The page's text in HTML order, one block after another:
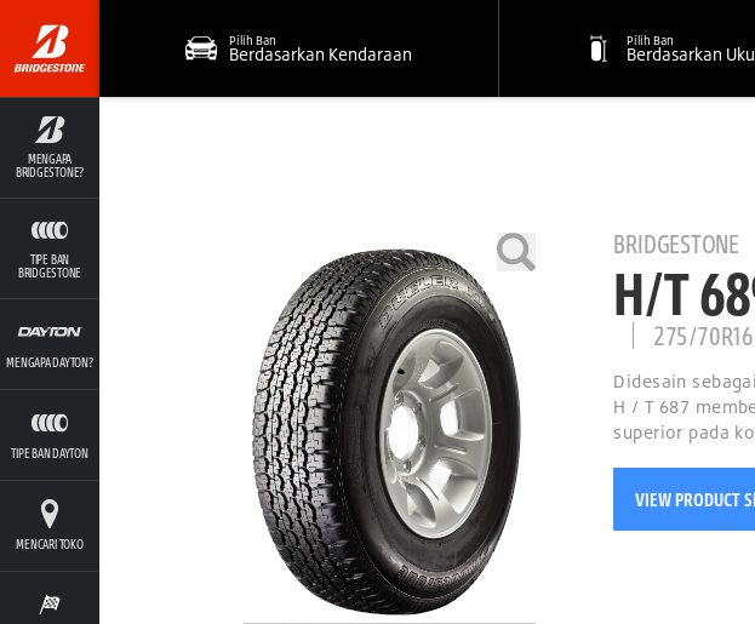
MENGAPA
BRIDGESTONE?
TIPE BAN
BRIDGESTONE
MENGAPA DAYTON?
TIPE BAN DAYTON
MENCARI TOKO
Pilih Ban
Berdasarkan Kendaraan
Pilih Ban
Berdasarkan
BRIDGESTONE
H/T
275/70R16
Didesain
H / T 687
superior pada
VIEW PRODUCT